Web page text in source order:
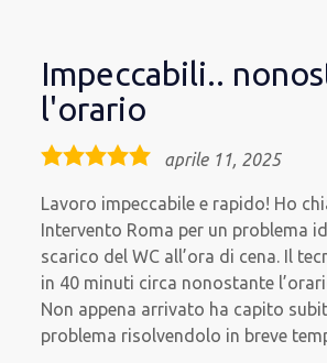
Impeccabili..
l'orario
5,0
aprile 11, 2025
Lavoro impeccabile e rapido! Ho
Intervento Roma per un problema
scarico del WC all’ora di cena. Il
in 40 minuti circa nonostante
Non appena arrivato ha capito
problema risolvendolo in breve